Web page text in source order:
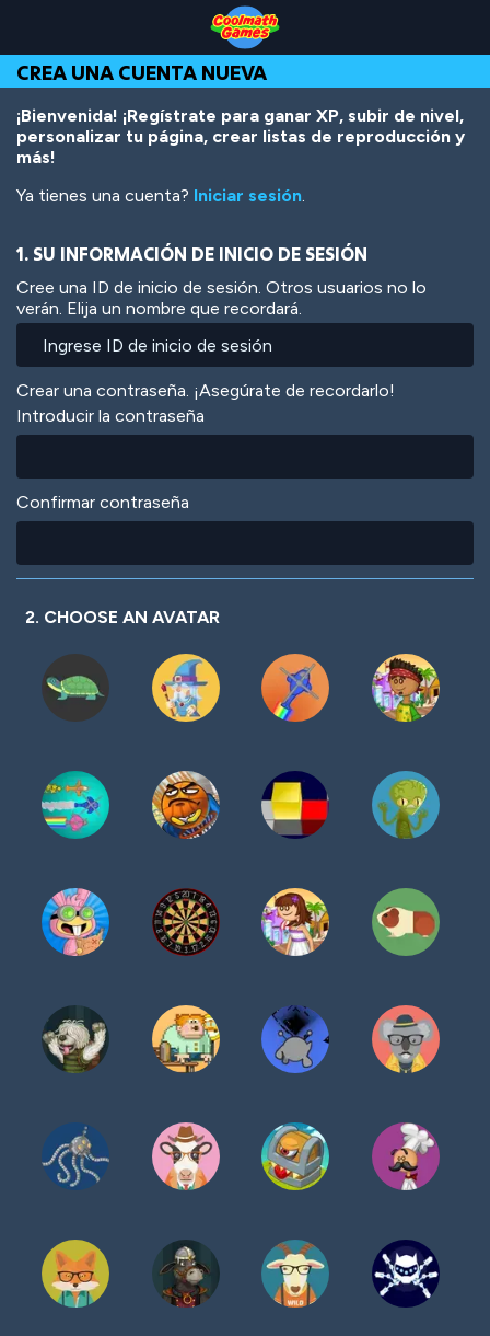
Top
of
Page
Navigation
Main
Content
Footer
contenido
principal
CREA UNA CUENTA NUEVA
¡Bienvenida! ¡Regístrate para ganar XP, subir de nivel,
personalizar tu página, crear listas de reproducción y
más!
Ya tienes una cuenta? Iniciar sesión.
1. SU INFORMACIÓN DE INICIO DE SESIÓN
Cree una ID de inicio de sesión. Otros usuarios no lo
verán. Elija un nombre que recordará.
Crear una contraseña. ¡Asegúrate de recordarlo!
Introducir la contraseña
Confirmar contraseña
2. CHOOSE AN AVATAR